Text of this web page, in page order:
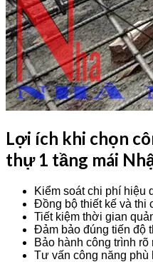
Lợi ích khi chọn
thự 1 tầng mái
Kiểm soát chi phí hiệu
Đồng bộ thiết kế và thi
Tiết kiệm thời gian
Đảm bảo đúng tiến độ
Bảo hành công trình rõ
Tư vấn công năng